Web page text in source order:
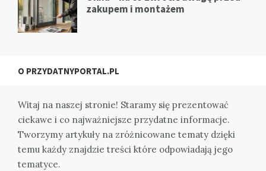
zakupem i montażem
O PRZYDATNYPORTAL.PL
Witaj na naszej stronie! Staramy się prezentować
ciekawe i co najważniejsze przydatne informacje.
Tworzymy artykuły na zróżnicowane tematy dzięki
temu każdy znajdzie treści które odpowiadają jego
tematyce.